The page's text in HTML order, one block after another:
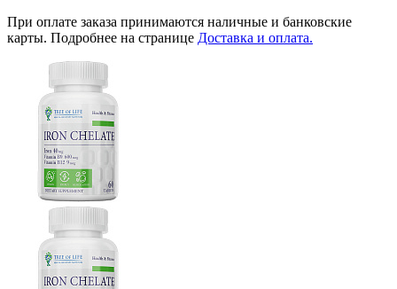
При оплате заказа принимаются наличные и банковские
карты. Подробнее на странице Доставка и оплата.